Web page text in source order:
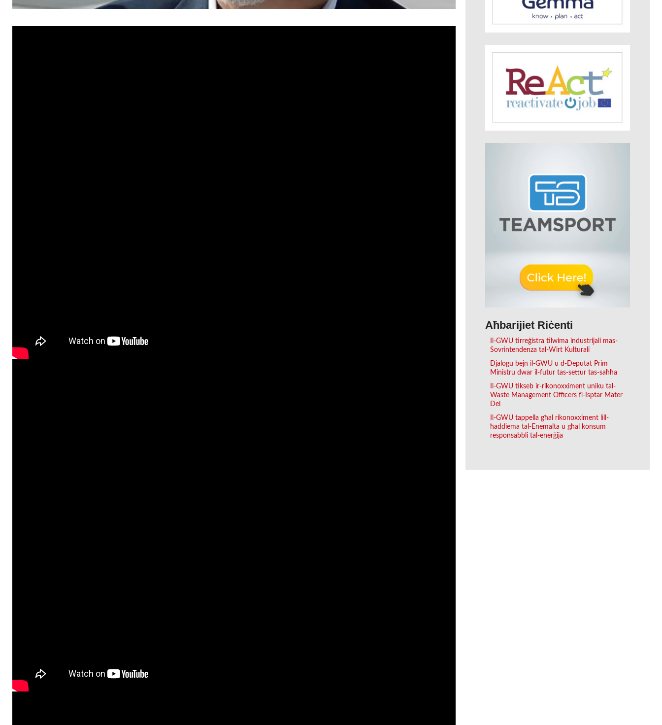
Aħbarijiet Riċenti
Il-GWU tirreġistra tilwima industrijali mas-
Sovrintendenza tal-Wirt Kulturali
Djalogu bejn il-GWU u d-Deputat Prim
Ministru dwar il-futur tas-settur tas-saħħa
Il-GWU tikseb ir-rikonoxximent uniku tal-
Waste Management Officers fl-Isptar Mater
Dei
Il-GWU tappella għal rikonoxximent lill-
ħaddiema tal-Enemalta u għal konsum
responsabbli tal-enerġija